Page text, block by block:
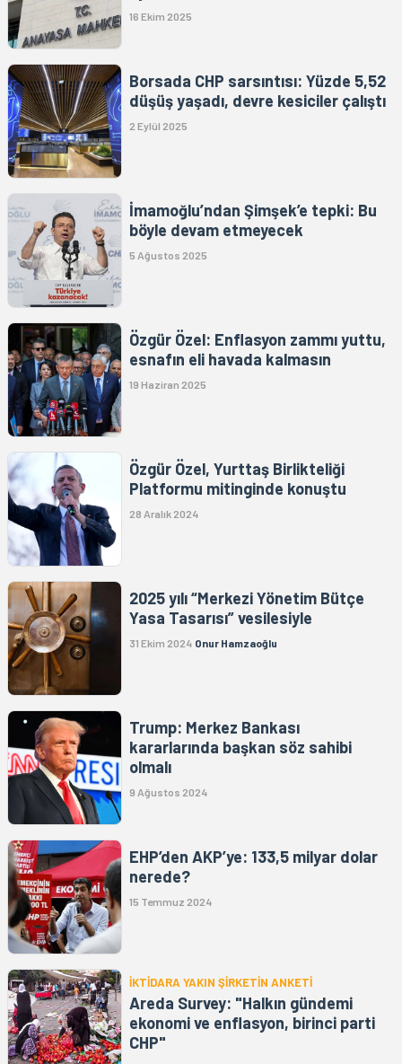
16 Ekim 2025
Borsada CHP sarsıntısı: Yüzde 5,52
düşüş yaşadı, devre kesiciler çalıştı
2 Eylül 2025
İmamoğlu’ndan Şimşek’e tepki: Bu
böyle devam etmeyecek
5 Ağustos 2025
Özgür Özel: Enflasyon zammı yuttu,
esnafın eli havada kalmasın
19 Haziran 2025
Özgür Özel, Yurttaş Birlikteliği
Platformu mitinginde konuştu
28 Aralık 2024
2025 yılı “Merkezi Yönetim Bütçe
Yasa Tasarısı” vesilesiyle
31 Ekim 2024 Onur Hamzaoğlu
Trump: Merkez Bankası
kararlarında başkan söz sahibi
olmalı
9 Ağustos 2024
EHP’den AKP’ye: 133,5 milyar dolar
nerede?
15 Temmuz 2024
İKTİDARA YAKIN ŞİRKETİN ANKETİ
Areda Survey: "Halkın gündemi
ekonomi ve enflasyon, birinci parti
CHP"